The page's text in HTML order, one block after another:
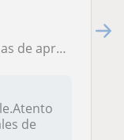
para el cuidado de los niños
de